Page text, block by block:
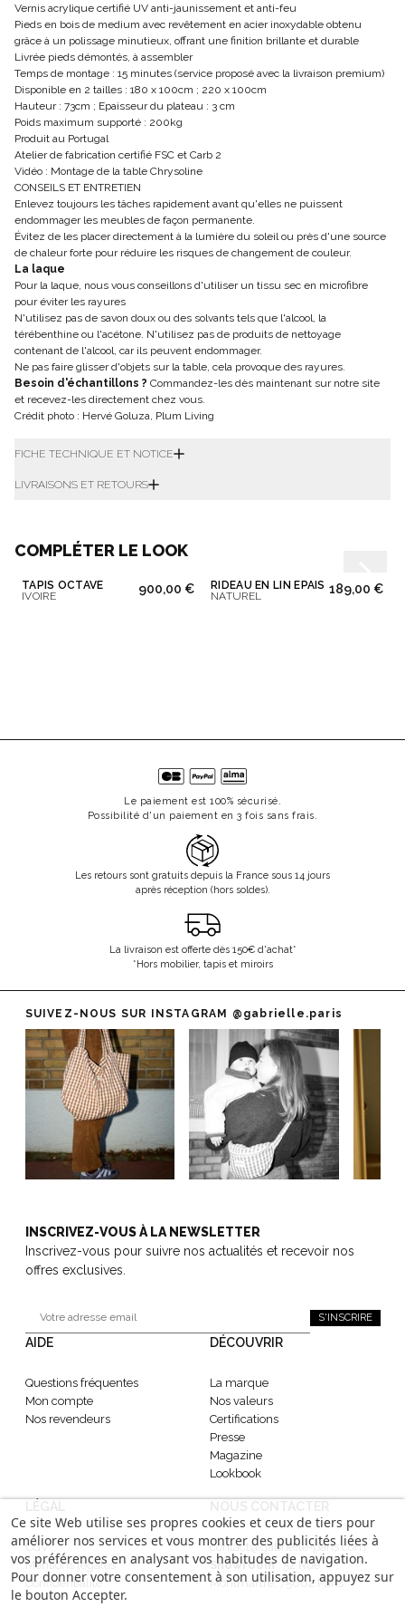
Vernis acrylique certifié UV anti-jaunissement et anti-feu
Pieds en bois de medium avec revêtement en acier inoxydable obtenu
grâce à un polissage minutieux, offrant une finition brillante et durable
Livrée pieds démontés, à assembler
Temps de montage : 15 minutes (service proposé avec la livraison premium)
Disponible en 2 tailles : 180 x 100cm ; 220 x 100cm
Hauteur : 73cm ; Epaisseur du plateau : 3 cm
Poids maximum supporté : 200kg
Produit au Portugal
Atelier de fabrication certifié FSC et Carb 2
Vidéo : Montage de la table Chrysoline
CONSEILS ET ENTRETIEN
Enlevez toujours les tâches rapidement avant qu'elles ne puissent
endommager les meubles de façon permanente.
Évitez de les placer directement à la lumière du soleil ou près d'une source
de chaleur forte pour réduire les risques de changement de couleur.
La laque
Pour la laque, nous vous conseillons d'utiliser un tissu sec en microfibre
pour éviter les rayures
N'utilisez pas de savon doux ou des solvants tels que l'alcool, la
térébenthine ou l'acétone. N'utilisez pas de produits de nettoyage
contenant de l'alcool, car ils peuvent endommager.
Ne pas faire glisser d'objets sur la table, cela provoque des rayures.
Besoin d'échantillons ? Commandez-les dès maintenant sur notre site
et recevez-les directement chez vous.
Crédit photo : Hervé Goluza, Plum Living
FICHE TECHNIQUE ET NOTICE
LIVRAISONS ET RETOURS
COMPLÉTER LE LOOK
TAPIS OCTAVE
IVOIRE
900,00 €
RIDEAU EN LIN ÉPAIS
NATUREL
189,00 €
Le paiement est 100% sécurisé.
Possibilité d'un paiement en 3 fois sans frais.
Les retours sont gratuits depuis la France sous 14 jours
après réception (hors soldes).
La livraison est offerte dès 150€ d'achat*
*Hors mobilier, tapis et miroirs
SUIVEZ-NOUS SUR INSTAGRAM @gabrielle.paris
INSCRIVEZ-VOUS À LA NEWSLETTER
Inscrivez-vous pour suivre nos actualités et recevoir nos
offres exclusives.
S'INSCRIRE
AIDE
Questions fréquentes
Mon compte
Nos revendeurs
DÉCOUVRIR
La marque
Nos valeurs
Certifications
Presse
Magazine
Lookbook
CGV
Mentions légales
Confidentialité
contact@gabrielle-paris.com
Showroom: 52 Rue
Montmartre, 75002 Paris
Ce site Web utilise ses propres cookies et ceux de tiers pour
améliorer nos services et vous montrer des publicités liées à
vos préférences en analysant vos habitudes de navigation.
Pour donner votre consentement à son utilisation, appuyez sur
le bouton Accepter.